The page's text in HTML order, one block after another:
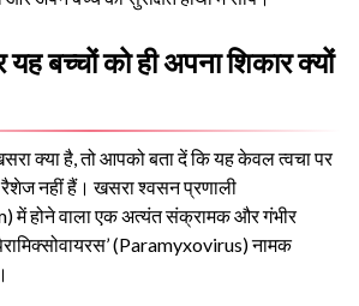
बच्चों को ही अपना शिकार क्यों
क्या है, तो आपको बता दें कि यह केवल त्वचा पर
रैशेज नहीं हैं। खसरा श्वसन प्रणाली
में होने वाला एक अत्यंत संक्रामक और गंभीर
(Paramyxovirus) नामक